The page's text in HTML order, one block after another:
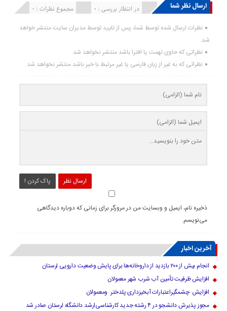
ارسال نظر شما
مجموع نظرات : 0 در انتظار بررسی : 0 انتشار یافته : ۰
نظرات ارسال شده توسط شما، پس از تایید توسط مدیران سایت منتشر خواهد
شد.
نظراتی که حاوی تهمت یا افترا باشد منتشر نخواهد شد.
نظراتی که به غیر از زبان فارسی یا غیر مرتبط با خبر باشد منتشر نخواهد شد.
ارسال نظر پاک کردن !
ذخیره نام، ایمیل و وبسایت من در مرورگر برای زمانی که دوباره دیدگاهی
می‌نویسم.
آخرین اخبار
انجام بیش از ۲۰۰ بازدید از داروخانه‌ها برای پایش وضعیت دارویی لرستان
افزایش ظرفیت تأمین آب شرب شهر معمولان
افزایش چشمگیراعتبارات آبخیزداری پلدختر ومعمولان
مجوز پذیرش دانشجو در ۴ رشته جدید کارشناسی‌ارشد دانشگاه لرستان صادر شد